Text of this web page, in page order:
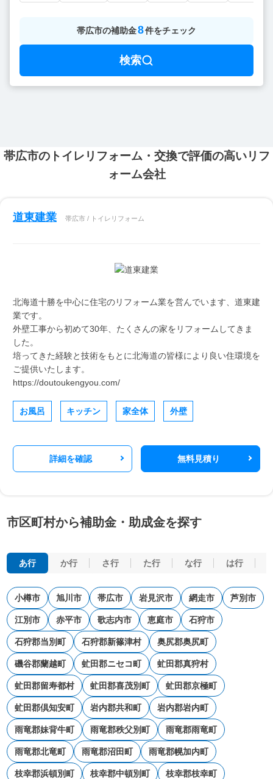
帯広市の補助金8件をチェック
検索
帯広市のトイレリフォーム・交換で評価の高いリフ
ォーム会社
道東建業 帯広市 / トイレリフォーム
北海道十勝を中心に住宅のリフォーム業を営んでいます、道東建
業です。
外壁工事から初めて30年、たくさんの家をリフォームしてきま
した。
培ってきた経験と技術をもとに北海道の皆様により良い住環境を
ご提供いたします。
https://doutoukengyou.com/
お風呂 キッチン 家全体 外壁
詳細を確認 無料見積り
市区町村から補助金・助成金を探す
あ行 か行 さ行 た行 な行 は行
小樽市 旭川市 帯広市 岩見沢市 網走市 芦別市
江別市 赤平市 歌志内市 恵庭市 石狩市
石狩郡当別町 石狩郡新篠津村 奥尻郡奥尻町
磯谷郡蘭越町 虻田郡ニセコ町 虻田郡真狩村
虻田郡留寿都村 虻田郡喜茂別町 虻田郡京極町
虻田郡倶知安町 岩内郡共和町 岩内郡岩内町
雨竜郡妹背牛町 雨竜郡秩父別町 雨竜郡雨竜町
雨竜郡北竜町 雨竜郡沼田町 雨竜郡幌加内町
枝幸郡浜頓別町 枝幸郡中頓別町 枝幸郡枝幸町